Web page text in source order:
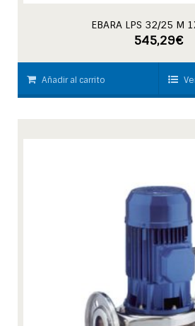
EBARA LPS 32/25 M
545,29€
Añadir al carrito